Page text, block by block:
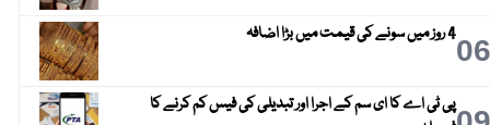
064 روز میں سونے کی قیمت میں بڑا اضافہ
پی ٹی اے کا ای سم کے اجرا اور تبدیلی کی فیس کم کرنے کا